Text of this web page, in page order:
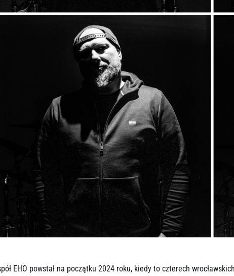
EHO powstał na początku 2024 roku, kiedy to czterech